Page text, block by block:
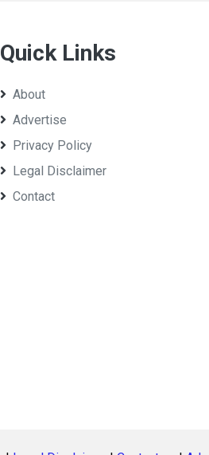
Quick Links
About
Advertise
Privacy Policy
Legal Disclaimer
Contact